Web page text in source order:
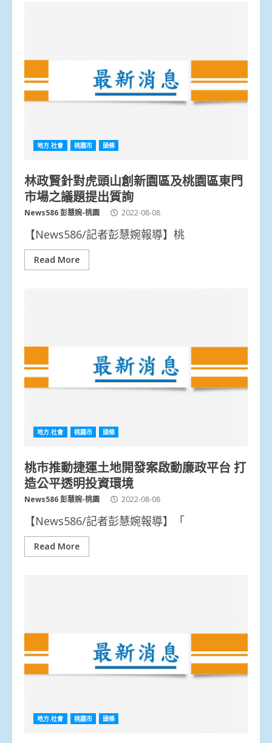
地方.社會 桃園市 頭條
林政賢針對虎頭山創新園區及桃園區東門
市場之議題提出質詢
News586 彭慧婉-桃園 2022-08-08
【News586/記者彭慧婉報導】桃
Read More
地方.社會 桃園市 頭條
桃市推動捷運土地開發案啟動廉政平台 打
造公平透明投資環境
News586 彭慧婉-桃園 2022-08-08
【News586/記者彭慧婉報導】「
Read More
地方.社會 桃園市 頭條